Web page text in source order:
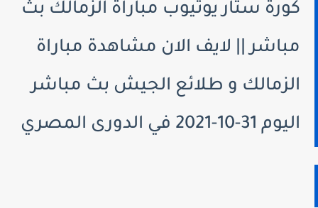
كورة ستار يوتيوب مباراة الزمالك بث
مباشر || لايف الان مشاهدة مباراة
الزمالك و طلائع الجيش بث مباشر
اليوم 31-10-2021 في الدورى المصري